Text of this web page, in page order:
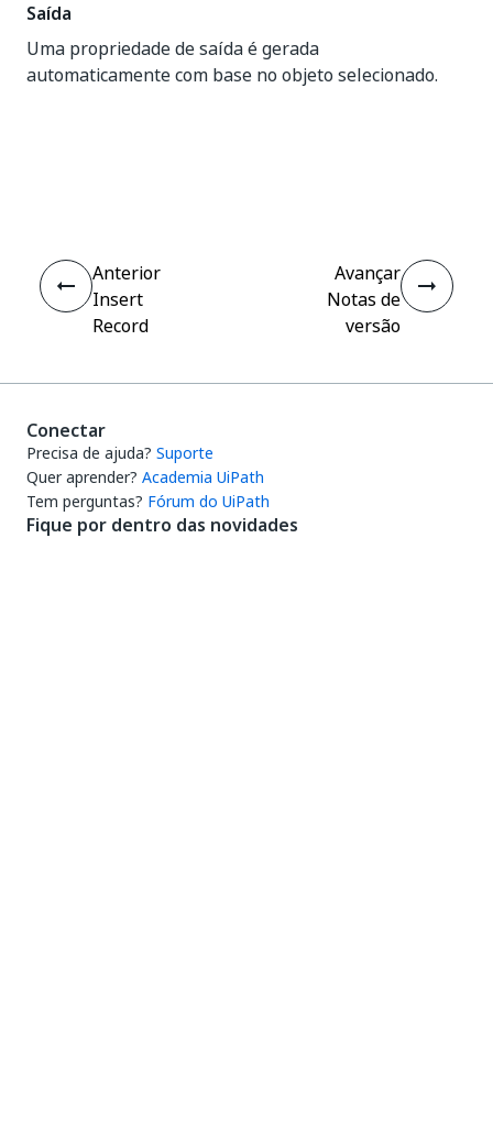
Saída
Uma propriedade de saída é gerada
automaticamente com base no objeto selecionado.
Anterior
Insert
Record
Avançar
Notas de
versão
Conectar
Precisa de ajuda? Suporte
Quer aprender? Academia UiPath
Tem perguntas? Fórum do UiPath
Fique por dentro das novidades